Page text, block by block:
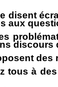
disent
aux
discours
tous à